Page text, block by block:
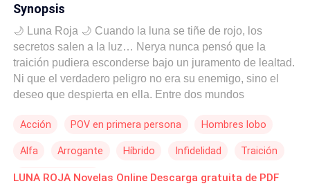
Synopsis
🌙 Luna Roja 🌙 Cuando la luna se tiñe de rojo, los
secretos salen a la luz… Nerya nunca pensó que la
traición pudiera esconderse bajo un juramento de lealtad.
Ni que el verdadero peligro no era su enemigo, sino el
deseo que despierta en ella. Entre dos mundos
punto de descubrir que en las sombras se ocultan
todo. Mientras los clanes se desgarran por el poder y la
sangre, Nerya deberá elegir entre la lealtad a su clan… y
Acción POV en primera persona Hombres lobo
Alfa Arrogante Híbrido Infidelidad Traición
De Débil a Fuerte
LUNA ROJA Novelas Online Descarga gratuita de PDF